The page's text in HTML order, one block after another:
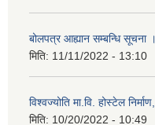
बोलपत्र आह्यान सम्बन्धि सूचना ।
मिति: 11/11/2022 - 13:10
विश्वज्योति मा.वि. होस्टेल
मिति: 10/20/2022 - 10:49